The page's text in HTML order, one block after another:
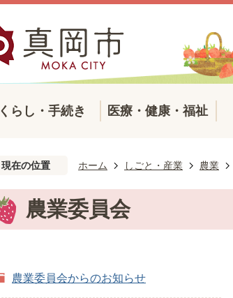
くらし・手続き 医療・健康・福祉
現在の位置 ホーム しごと・産業 農業
農業委員会
農業委員会からのお知らせ